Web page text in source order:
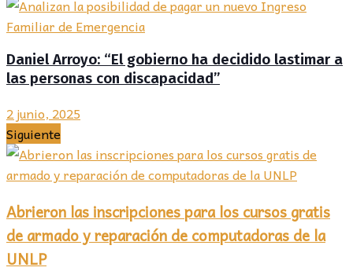
Daniel Arroyo: “El gobierno ha decidido lastimar a
las personas con discapacidad”
2 junio, 2025
Siguiente
Abrieron las inscripciones para los cursos gratis
de armado y reparación de computadoras de la
UNLP